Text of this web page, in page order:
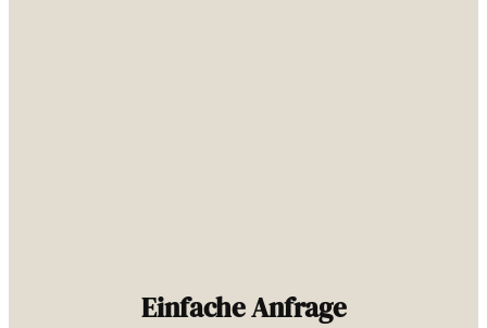
Einfache Anfrage